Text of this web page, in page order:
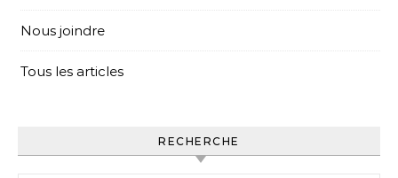
Nous joindre
Tous les articles
RECHERCHE